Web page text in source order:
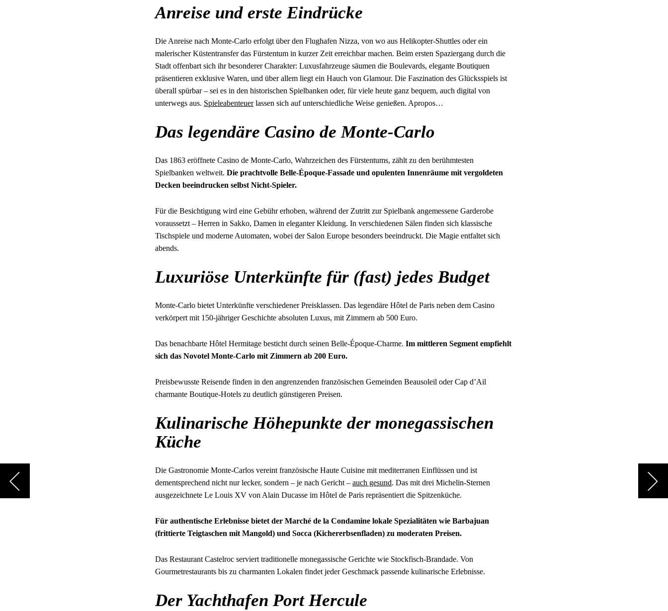
Anreise und erste Eindrücke
Die Anreise nach Monte-Carlo erfolgt über den Flughafen Nizza, von wo aus Helikopter-Shuttles oder ein
malerischer Küstentransfer das Fürstentum in kurzer Zeit erreichbar machen. Beim ersten Spaziergang durch die
Stadt offenbart sich ihr besonderer Charakter: Luxusfahrzeuge säumen die Boulevards, elegante Boutiquen
präsentieren exklusive Waren, und über allem liegt ein Hauch von Glamour. Die Faszination des Glücksspiels ist
überall spürbar – sei es in den historischen Spielbanken oder, für viele heute ganz bequem, auch digital von
unterwegs aus. Spieleabenteuerlassen sich auf unterschiedliche Weise genießen. Apropos…
Das legendäre Casino de Monte-Carlo
Das 1863 eröffnete Casino de Monte-Carlo, Wahrzeichen des Fürstentums, zählt zu den berühmtesten
Spielbanken weltweit. Die prachtvolle Belle-Époque-Fassade und opulenten Innenräume mit vergoldeten
Decken beeindrucken selbst Nicht-Spieler.
Für die Besichtigung wird eine Gebühr erhoben, während der Zutritt zur Spielbank angemessene Garderobe
voraussetzt – Herren in Sakko, Damen in eleganter Kleidung. In verschiedenen Sälen finden sich klassische
Tischspiele und moderne Automaten, wobei der Salon Europe besonders beeindruckt. Die Magie entfaltet sich
abends.
Luxuriöse Unterkünfte für (fast) jedes Budget
Monte-Carlo bietet Unterkünfte verschiedener Preisklassen. Das legendäre Hôtel de Paris neben dem Casino
verkörpert mit 150-jähriger Geschichte absoluten Luxus, mit Zimmern ab 500 Euro.
Das benachbarte Hôtel Hermitage besticht durch seinen Belle-Époque-Charme. Im mittleren Segment empfiehlt
sich das Novotel Monte-Carlo mit Zimmern ab 200 Euro.
Preisbewusste Reisende finden in den angrenzenden französischen Gemeinden Beausoleil oder Cap d’Ail
charmante Boutique-Hotels zu deutlich günstigeren Preisen.
Kulinarische Höhepunkte der monegassischen
Küche
Die Gastronomie Monte-Carlos vereint französische Haute Cuisine mit mediterranen Einflüssen und ist
dementsprechend nicht nur lecker, sondern – je nach Gericht – auch gesund. Das mit drei Michelin-Sternen
ausgezeichnete Le Louis XV von Alain Ducasse im Hôtel de Paris repräsentiert die Spitzenküche.
Für authentische Erlebnisse bietet der Marché de la Condamine lokale Spezialitäten wie Barbajuan
(frittierte Teigtaschen mit Mangold) und Socca (Kichererbsenfladen) zu moderaten Preisen.
Das Restaurant Castelroc serviert traditionelle monegassische Gerichte wie Stockfisch-Brandade. Von
Gourmetrestaurants bis zu charmanten Lokalen findet jeder Geschmack passende kulinarische Erlebnisse.
Der Yachthafen Port Hercule